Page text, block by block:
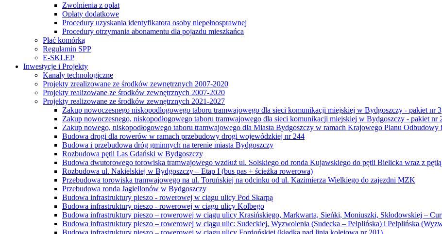
Zwolnienia z opłat
Opłaty dodatkowe
Procedury uzyskania identyfikatora osoby niepełnosprawnej
Procedury otrzymania abonamentu dla pojazdu mieszkańca
Płać komórką
Regulamin SPP
E-SKLEP
Inwestycje i Projekty
Kanały technologiczne
Projekty zrealizowane ze środków zewnętrznych 2007-2020
Projekty realizowane ze środków zewnętrznych 2007-2020
Projekty realizowane ze środków zewnętrznych 2021-2027
Zakup nowoczesnego niskopodłogowego taboru tramwajowego dla sieci komunikacji miejskiej w Bydgoszczy - pakiet nr 3
Zakup nowoczesnego, niskopodłogowego taboru tramwajowego dla sieci komunikacji miejskiej w Bydgoszczy - pakiet nr
Zakup nowego, niskopodłogowego taboru tramwajowego dla Miasta Bydgoszczy w ramach Krajowego Planu Odbudowy
Budowa drogi dla rowerów w ramach przebudowy drogi wojewódzkiej nr 244
Budowa i przebudowa dróg gminnych na terenie miasta Bydgoszczy
Rozbudowa pętli Las Gdański w Bydgoszczy
Budowa dwutorowego torowiska tramwajowego wzdłuż ul. Solskiego od ronda Kujawskiego do pętli Bielicka wraz z
Rozbudowa ul. Nakielskiej w Bydgoszczy – Etap I (bus pas + ścieżka rowerowa)
Przebudowa torowiska tramwajowego na ul. Toruńskiej na odcinku od ul. Kazimierza Wielkiego do zajezdni MZK
Przebudowa ronda Jagiellonów w Bydgoszczy
Budowa infrastruktury pieszo - rowerowej w ciągu ulicy Pod Skarpą
Budowa infrastruktury pieszo - rowerowej w ciągu ulicy Kolbego
Budowa infrastruktury pieszo – rowerowej w ciągu ulicy Krasińskiego, Markwarta, Sieńki, Moniuszki, Skłodowskiej –
Budowa infrastruktury pieszo – rowerowej w ciągu ulic: Sudeckiej, Wyzwolenia (Sudecka – Pelplińska) i Pelplińska
Budowa infrastruktury pieszo – rowerowej w ciągu ulicy Fordońskiej (kładka nad linią kolejową nr 201)